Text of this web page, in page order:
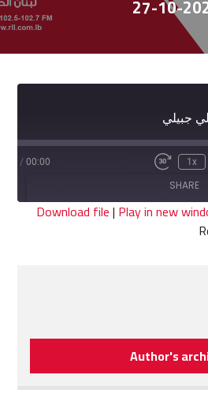
27-10-
جبيلي
1x
Fast
seconds
00:00
/
SHARE
Download file| Play in new
Author's